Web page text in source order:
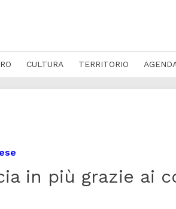
CULTURA TERRITORIO
in più grazie ai